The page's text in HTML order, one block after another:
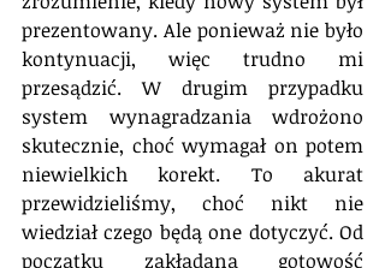
prezentowany. Ale ponieważ nie było
kontynuacji, więc trudno mi
przesądzić. W drugim przypadku
system wynagradzania wdrożono
skutecznie, choć wymagał on potem
niewielkich korekt. To akurat
przewidzieliśmy, choć nikt nie
wiedział czego będą one dotyczyć. Od
początku zakładana gotowość